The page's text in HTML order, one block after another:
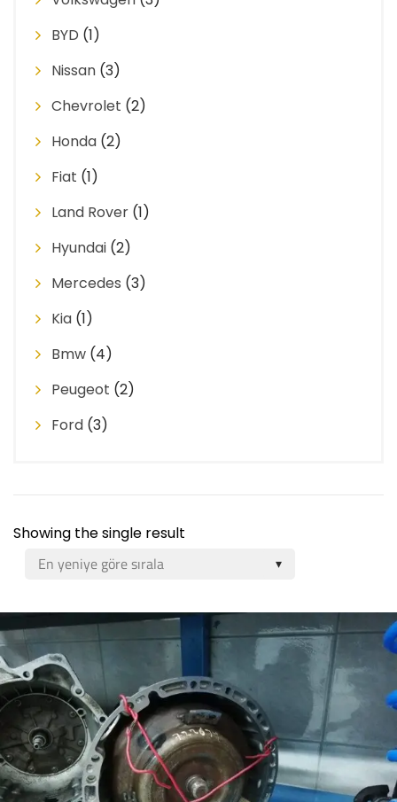
BYD (1)
Nissan (3)
Chevrolet (2)
Honda (2)
Fiat (1)
Land Rover (1)
Hyundai (2)
Mercedes (3)
Kia (1)
Bmw (4)
Peugeot (2)
Ford (3)
Showing the single result